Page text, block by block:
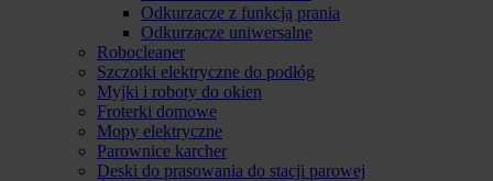
Odkurzacze z funkcją prania
Odkurzacze uniwersalne
Robocleaner
Szczotki elektryczne do podłóg
Myjki i roboty do okien
Froterki domowe
Mopy elektryczne
Parownice karcher
Deski do prasowania do stacji parowej